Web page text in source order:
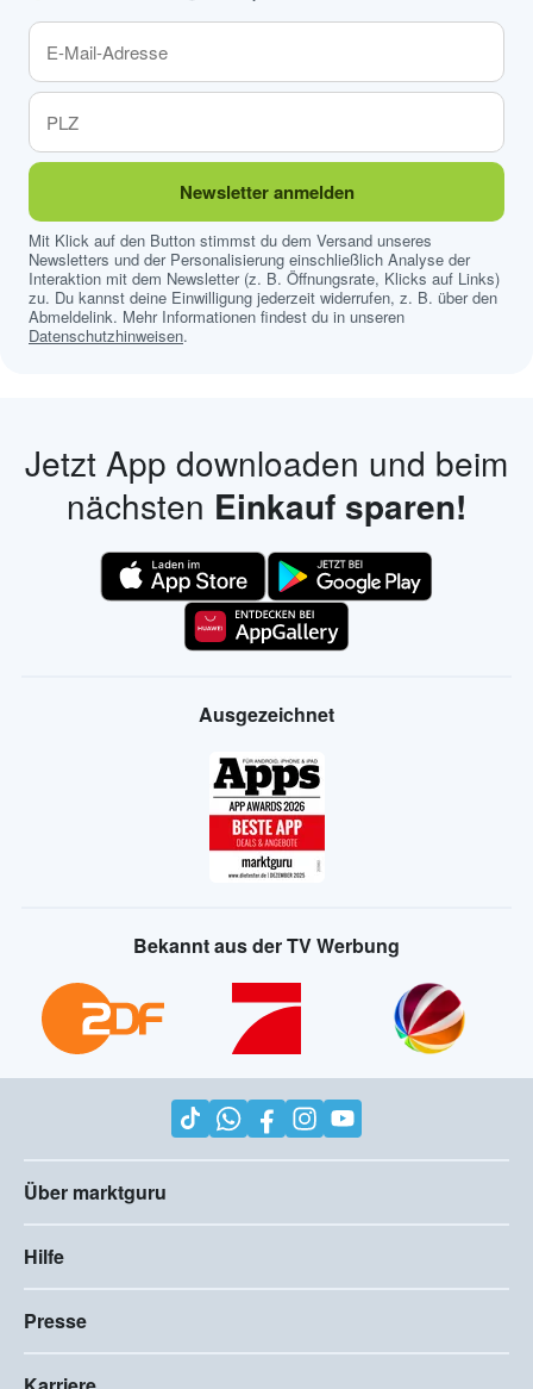
Newsletter anmelden
Mit Klick auf den Button stimmst du dem Versand unseres
Newsletters und der Personalisierung einschließlich Analyse der
Interaktion mit dem Newsletter (z. B. Öffnungsrate, Klicks auf Links)
zu. Du kannst deine Einwilligung jederzeit widerrufen, z. B. über den
Abmeldelink. Mehr Informationen findest du in unseren
Datenschutzhinweisen.
Jetzt App downloaden und beim
nächsten Einkauf sparen!
Ausgezeichnet
Bekannt aus der TV Werbung
Über marktguru
Hilfe
Presse